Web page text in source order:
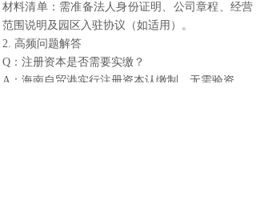
材料清单：需准备法人身份证明、公司章程、经营
范围说明及园区入驻协议（如适用）。
2. 高频问题解答
Q：注册资本是否需要实缴？
A：海南自贸港实行注册资本认缴制，无需验资。